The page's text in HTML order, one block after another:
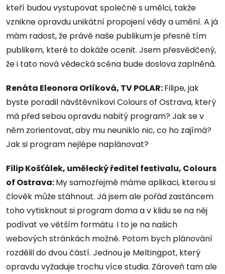
kteří budou vystupovat společně s umělci, takže
vznikne opravdu unikátní propojení vědy a umění. A já
mám radost, že právě naše publikum je přesně tím
publikem, které to dokáže ocenit. Jsem přesvědčený,
že i tato nová vědecká scéna bude doslova zaplněná.
Renáta Eleonora Orlíková, TV POLAR:Filipe, jak
byste poradil návštěvníkovi Colours of Ostrava, který
má před sebou opravdu nabitý program? Jak se v
něm zorientovat, aby mu neuniklo nic, co ho zajímá?
Jak si program nejlépe naplánovat?
Filip Košťálek, umělecký ředitel festivalu, Colours
of Ostrava:My samozřejmě máme aplikaci, kterou si
člověk může stáhnout. Já jsem ale pořád zastáncem
toho vytisknout si program doma a v klidu se na něj
podívat ve větším formátu. I to je na našich
webových stránkách možné. Potom bych plánování
rozdělil do dvou částí. Jednou je Meltingpot, který
opravdu vyžaduje trochu více studia. Zároveň tam ale